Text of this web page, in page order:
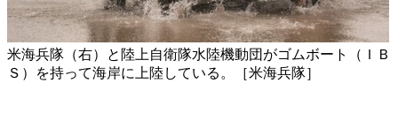
米海兵隊（右）と陸上自衛隊水陸機動団がゴムボート（ＩＢ
Ｓ）を持って海岸に上陸している。［米海兵隊］